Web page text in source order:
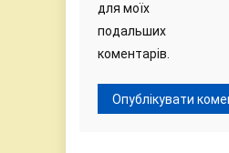
для моїх
подальших
коментарів.